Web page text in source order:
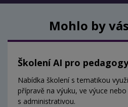
Mohlo by
Školení AI pro pedagogy
Nabídka školení s tematikou
přípravě na výuku, ve výuce
s administrativou.